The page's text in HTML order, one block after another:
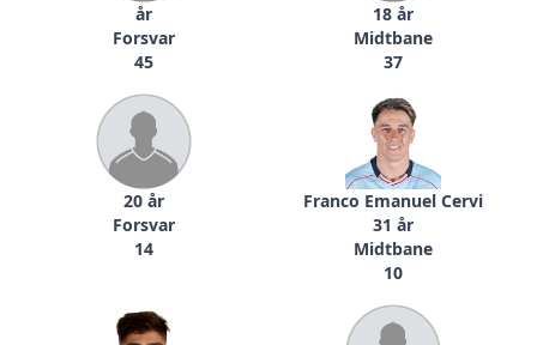
år
Forsvar
45
18 år
Midtbane
37
20 år
Forsvar
14
Franco Emanuel Cervi
31 år
Midtbane
10